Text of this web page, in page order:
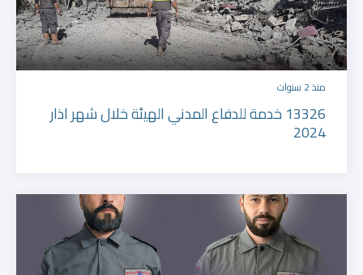
منذ 2 سنوات
13326 خدمة للدفاع المدني الهيئة خلال شهر اذار
2024